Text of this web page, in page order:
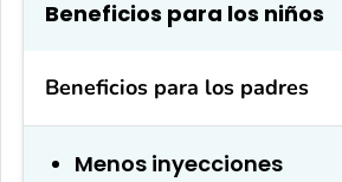
Beneficios para los niños
Beneficios para los padres
Menos inyecciones